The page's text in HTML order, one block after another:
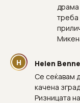
драма
треба
H Helen
Се сеќавам
качена
Ризницата